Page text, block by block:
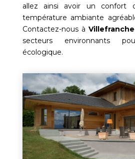
allez ainsi avoir un confort
température ambiante
Contactez-nous à
secteurs environnants
écologique.